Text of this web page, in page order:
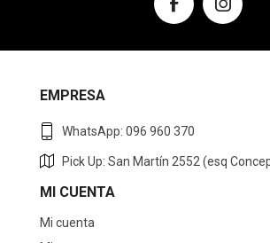
EMPRESA
WhatsApp: 096 960 370
Pick Up: San Martín 2552 (esq
MI CUENTA
Mi cuenta